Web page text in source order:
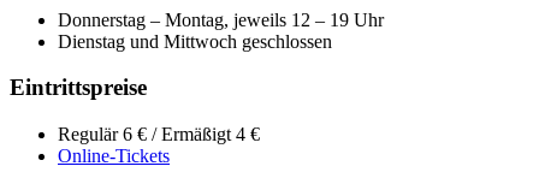
Donnerstag – Montag, jeweils 12 – 19 Uhr
Dienstag und Mittwoch geschlossen
Eintrittspreise
Regulär 6 € / Ermäßigt 4 €
Online-Tickets